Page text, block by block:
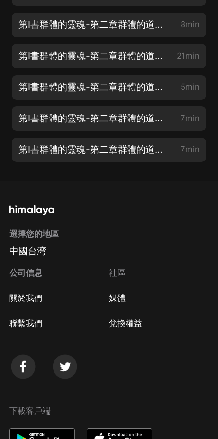
第Ⅰ書群體的靈魂-第二章群體的道德和感覺-1 8min
第Ⅰ書群體的靈魂-第二章群體的道德和感覺-2 21min
第Ⅰ書群體的靈魂-第二章群體的道德和感覺-3 5min
第Ⅰ書群體的靈魂-第二章群體的道德和感覺-4 7min
第Ⅰ書群體的靈魂-第二章群體的道德和感覺-5 7min
選擇您的地區
中國台湾
公司信息
關於我們
聯繫我們
社區
媒體
兌換權益
下載客戶端